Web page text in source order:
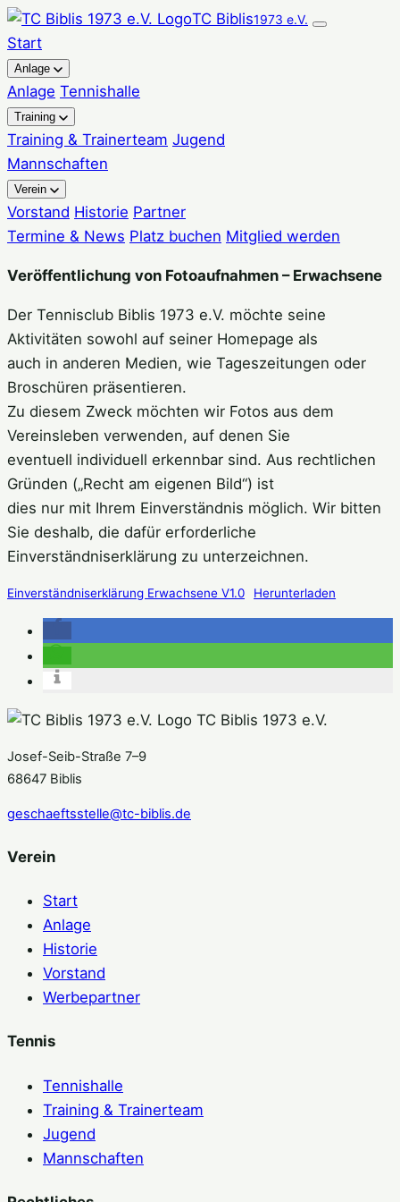
Zum
Inhalt
springen
TC Biblis1973 e.V.
Start
Anlage
Anlage Tennishalle
Training
Training & Trainerteam Jugend
Mannschaften
Verein
Vorstand Historie Partner
Termine & News Platz buchen Mitglied werden
Veröffentlichung von Fotoaufnahmen – Erwachsene
Der Tennisclub Biblis 1973 e.V. möchte seine
Aktivitäten sowohl auf seiner Homepage als
auch in anderen Medien, wie Tageszeitungen oder
Broschüren präsentieren.
Zu diesem Zweck möchten wir Fotos aus dem
Vereinsleben verwenden, auf denen Sie
eventuell individuell erkennbar sind. Aus rechtlichen
Gründen („Recht am eigenen Bild“) ist
dies nur mit Ihrem Einverständnis möglich. Wir bitten
Sie deshalb, die dafür erforderliche
Einverständniserklärung zu unterzeichnen.
Einverständniserklärung Erwachsene V1.0 Herunterladen
TC Biblis 1973 e.V.
Josef-Seib-Straße 7–9
68647 Biblis
geschaeftsstelle@tc-biblis.de
Verein
Start
Anlage
Historie
Vorstand
Werbepartner
Tennis
Tennishalle
Training & Trainerteam
Jugend
Mannschaften